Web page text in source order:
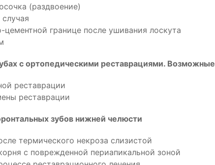
(раздвоение)
границе после ушивания лоскута
с ортопедическими реставрациями.
реставрации
реставрации
зубов нижней челюсти
термического некроза слизистой
с поврежденной периапикальной зоной